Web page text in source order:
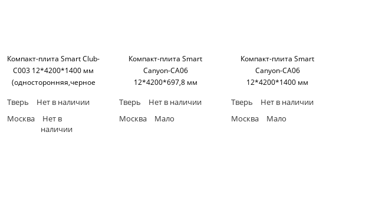
Компакт-плита Smart Club-
C003 12*4200*1400 мм
(односторонняя,черное
Тверь
Нет в наличии
Москва
Нет в
наличии
Компакт-плита Smart
Canyon-CA06
12*4200*697,8 мм
основание) SM'art
Тверь
Нет в наличии
Москва
Мало
Компакт-плита Smart
Canyon-CA06
12*4200*1400 мм
основание) SM'art
Тверь
Нет в наличии
Москва
Мало